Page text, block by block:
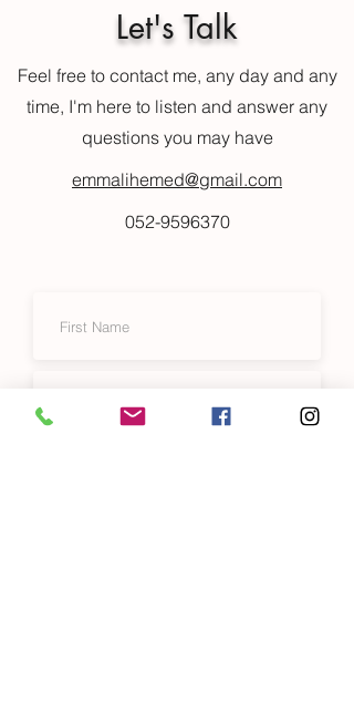
Let's Talk
Feel free to contact me, any day and any
time, I'm here to listen and answer any
questions you may have
emmalihemed@gmail.com
052-9596370